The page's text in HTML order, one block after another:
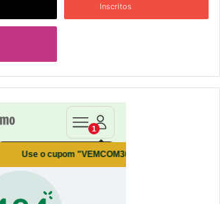
Inscritos